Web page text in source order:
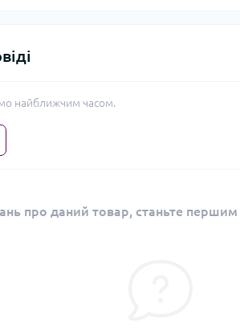
найближчим часом.
про даний товар, станьте першим